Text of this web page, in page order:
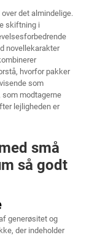
det almindelige.
skiftning i
novellekarakter
hvorfor pakker
som
modtagerne
lejligheden er
små
så godt
generøsitet og
der indeholder